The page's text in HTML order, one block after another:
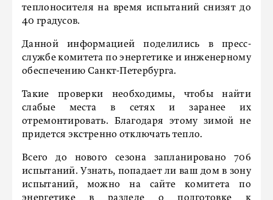
теплоносителя на время испытаний снизят до
40 градусов.
Данной информацией поделились в пресс-
службе комитета по энергетике и инженерному
обеспечению Санкт-Петербурга.
Такие проверки необходимы, чтобы найти
слабые места в сетях и заранее их
отремонтировать. Благодаря этому зимой не
придется экстренно отключать тепло.
Всего до нового сезона запланировано 706
испытаний. Узнать, попадает ли ваш дом в зону
испытаний, можно на сайте комитета по